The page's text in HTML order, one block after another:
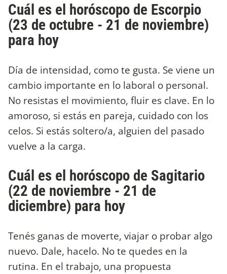
Cuál es el horóscopo de Escorpio
(23 de octubre - 21 de noviembre)
para hoy
Día de intensidad, como te gusta. Se viene un
cambio importante en lo laboral o personal.
No resistas el movimiento, fluir es clave. En lo
amoroso, si estás en pareja, cuidado con los
celos. Si estás soltero/a, alguien del pasado
vuelve a la carga.
Cuál es el horóscopo de Sagitario
(22 de noviembre - 21 de
diciembre) para hoy
Tenés ganas de moverte, viajar o probar algo
nuevo. Dale, hacelo. No te quedes en la
rutina. En el trabajo, una propuesta